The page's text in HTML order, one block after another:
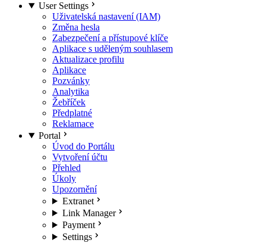
User Settings
Uživatelská nastavení (IAM)
Změna hesla
Zabezpečení a přístupové klíče
Aplikace s uděleným souhlasem
Aktualizace profilu
Aplikace
Pozvánky
Analytika
Žebříček
Předplatné
Reklamace
Portal
Úvod do Portálu
Vytvoření účtu
Přehled
Úkoly
Upozornění
Extranet
Link Manager
Payment
Settings